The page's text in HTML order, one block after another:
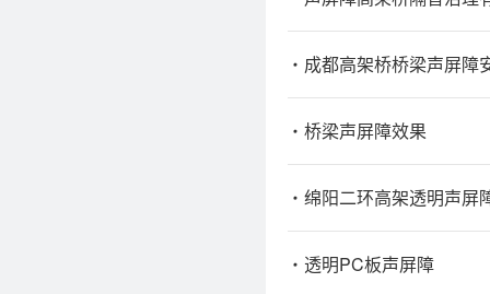
成都高架桥桥梁声屏障
桥梁声屏障效果
绵阳二环高架透明声屏
透明PC板声屏障